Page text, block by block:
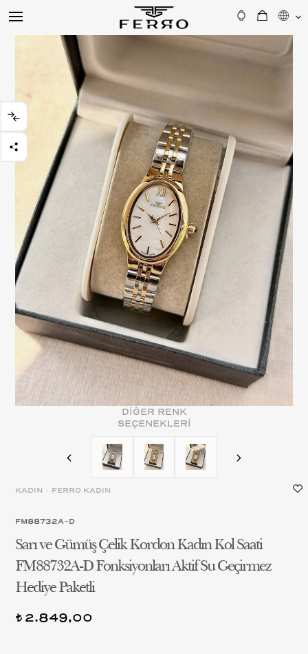
DİĞER RENK
SEÇENEKLERİ
KADIN > FERRO KADIN
FM88732A-D
Sarı ve Gümüş Çelik Kordon Kadın Kol Saati
FM88732A-D Fonksiyonları Aktif Su Geçirmez
Hediye Paketli
t2.849,00